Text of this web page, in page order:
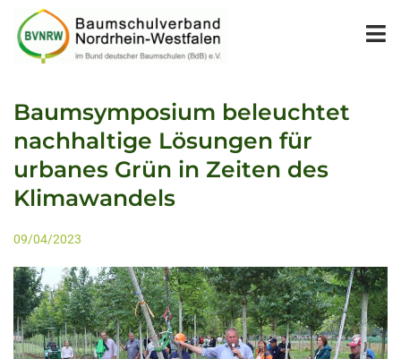
Baumsymposium beleuchtet
nachhaltige Lösungen für
urbanes Grün in Zeiten des
Klimawandels
09/04/2023